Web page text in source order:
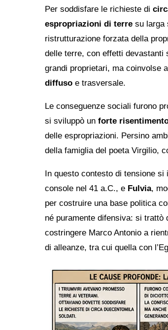
Per soddisfare le richieste di
espropriazioni di terre su larga
ristrutturazione forzata della
delle terre, con effetti devastanti
grandi proprietari, ma coinvolse
diffuso e trasversale.
Le conseguenze sociali furono
si sviluppò un forte
delle espropriazioni. Persino
della famiglia del poeta Virgilio,
In questo contesto di tensione si
console nel 41 a.C., e Fulvia,
per costruire una base politica
né puramente difensiva: si
costringere Marco Antonio a
di alleanze, tra cui quella con